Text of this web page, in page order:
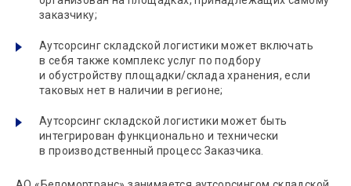
заказчику;
Аутсорсинг складской логистики может включать
в себя также комплекс услуг по подбору
и обустройствуплощадки/склада хранения, если
таковых нет в наличии в регионе;
Аутсорсинг складской логистики может быть
интегрирован функционально и технически
в производственный процесс Заказчика.